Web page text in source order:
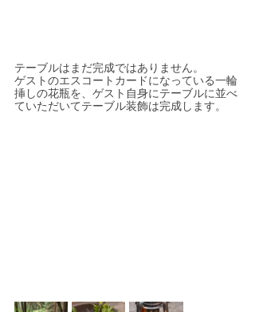
テーブルはまだ完成ではありません。
ゲストのエスコートカードになっている一輪
挿しの花瓶を、ゲスト自身にテーブルに並べ
ていただいてテーブル装飾は完成します。